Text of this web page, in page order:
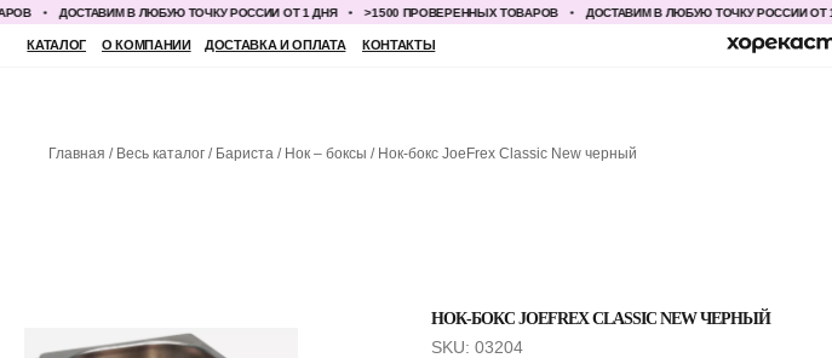
ДОСТАВИМ В ЛЮБУЮ ТОЧКУ РОССИИ ОТ 1 ДНЯ >1500 ПРОВЕРЕННЫХ ТОВАРОВ ДОСТАВИМ В ЛЮБУЮ ТОЧКУ РОССИИ ОТ 1 ДНЯ
КАТАЛОГ О КОМПАНИИ ДОСТАВКА И ОПЛАТА КОНТАКТЫ
Главная Весь каталог Бариста Нок – боксы Нок-бокс JoeFrex Classic New черный
НОК-БОКС JOEFREX CLASSIC NEW ЧЕРНЫЙ
SKU: 03204